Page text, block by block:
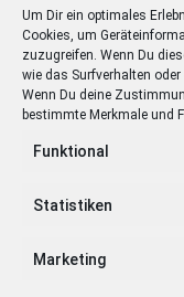
Um Dir ein optimales
Cookies, um
zuzugreifen. Wenn Du
wie das Surfverhalten
Wenn Du deine
bestimmte Merkmale und
Funktional
Statistiken
Marketing
STARS
von